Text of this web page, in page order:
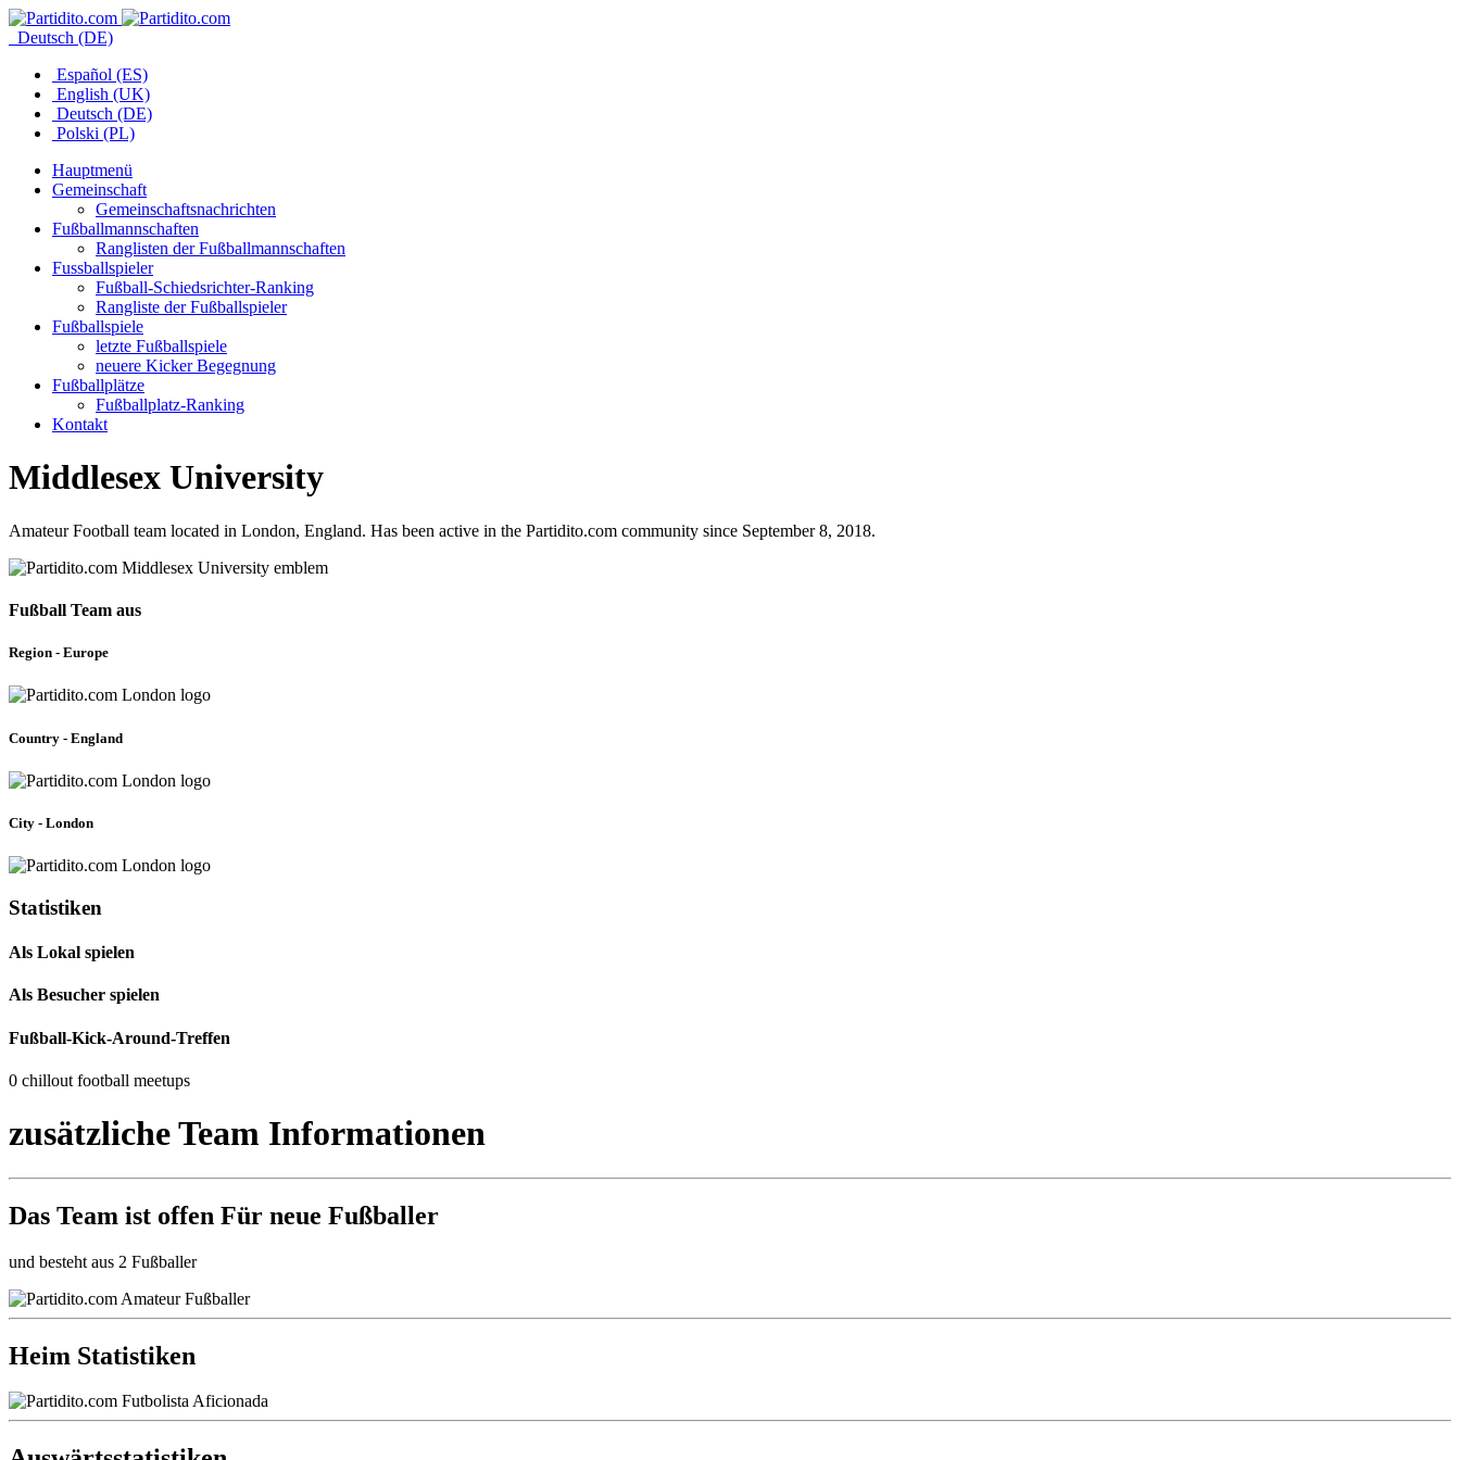
Deutsch (DE)
Español (ES)
English (UK)
Deutsch (DE)
Polski (PL)
Hauptmenü
Gemeinschaft
Gemeinschaftsnachrichten
Fußballmannschaften
Ranglisten der Fußballmannschaften
Fussballspieler
Fußball-Schiedsrichter-Ranking
Rangliste der Fußballspieler
Fußballspiele
letzte Fußballspiele
neuere Kicker Begegnung
Fußballplätze
Fußballplatz-Ranking
Kontakt
Middlesex University
Amateur Football team located in London, England. Has been active in the Partidito.com community since September 8, 2018.
Fußball Team aus
Region - Europe
Country - England
City - London
Statistiken
Als Lokal spielen
Als Besucher spielen
Fußball-Kick-Around-Treffen
0 chillout football meetups
zusätzliche Team Informationen
Das Team ist offen Für neue Fußballer
und besteht aus 2 Fußballer
Heim Statistiken